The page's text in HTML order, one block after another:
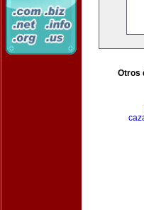
Otros